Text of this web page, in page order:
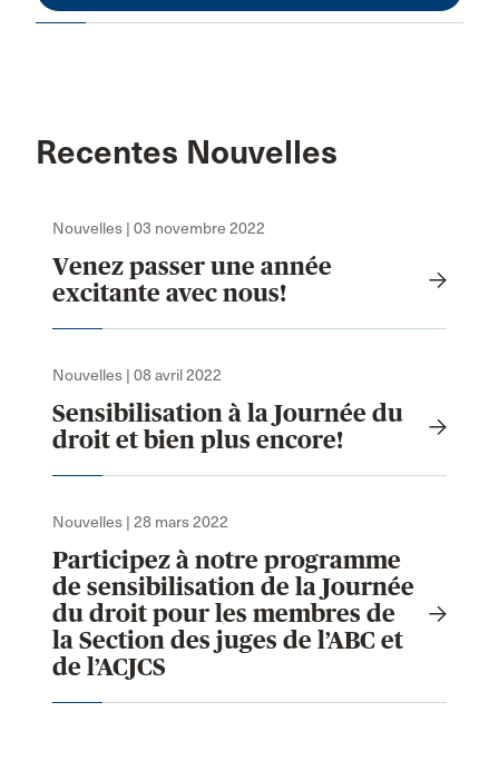
Recentes Nouvelles
Nouvelles | 03 novembre 2022
Venez passer une année
excitante avec nous!
Nouvelles | 08 avril 2022
Sensibilisation à la Journée du
droit et bien plus encore!
Nouvelles | 28 mars 2022
Participez à notre programme
de sensibilisation de la Journée
du droit pour les membres de
la Section des juges de l’ABC et
de l’ACJCS